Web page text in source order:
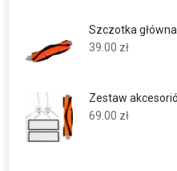
Szczotka
39.00 zł
Zestaw
69.00 zł